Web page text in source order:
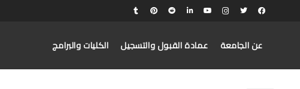
عن الجامعة عمادة القبول والتسجيل الكليات والبرامج